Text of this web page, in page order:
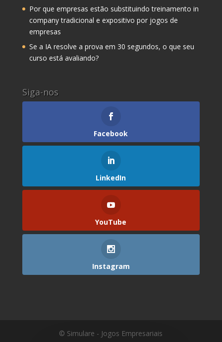
Por que empresas estão substituindo treinamento in
company tradicional e expositivo por jogos de
empresas
Se a IA resolve a prova em 30 segundos, o que seu
curso está avaliando?
Siga-nos
Facebook
LinkedIn
YouTube
Instagram
© Simulare - Jogos Empresariais